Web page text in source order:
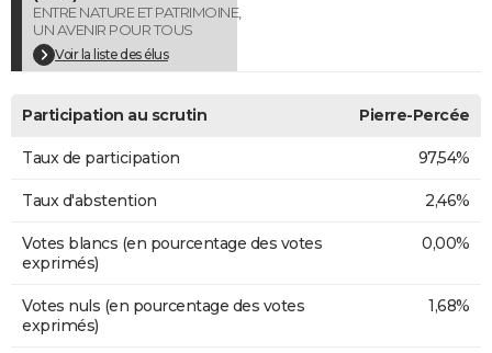
ENTRE NATURE ET PATRIMOINE,
UN AVENIR POUR TOUS
Voir la liste des élus
Participation au scrutin Pierre-Percée
Taux de participation 97,54%
Taux d'abstention 2,46%
Votes blancs (en pourcentage des votes
exprimés)
0,00%
Votes nuls (en pourcentage des votes
exprimés)
1,68%